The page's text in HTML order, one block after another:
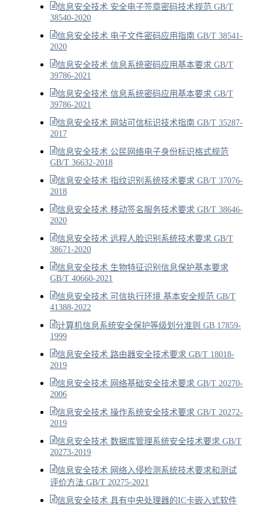
信息安全技术 安全电子签章密码技术规范 GB/T
38540-2020
信息安全技术 电子文件密码应用指南 GB/T 38541-
2020
信息安全技术 信息系统密码应用基本要求 GB/T
39786-2021
信息安全技术 信息系统密码应用基本要求 GB/T
39786-2021
信息安全技术 网站可信标识技术指南 GB/T 35287-
2017
信息安全技术 公民网络电子身份标识格式规范
GB/T 36632-2018
信息安全技术 指纹识别系统技术要求 GB/T 37076-
2018
信息安全技术 移动签名服务技术要求 GB/T 38646-
2020
信息安全技术 远程人脸识别系统技术要求 GB/T
38671-2020
信息安全技术 生物特征识别信息保护基本要求
GB/T 40660-2021
信息安全技术 可信执行环境 基本安全规范 GB/T
41388-2022
计算机信息系统安全保护等级划分准则 GB 17859-
1999
信息安全技术 路由器安全技术要求 GB/T 18018-
2019
信息安全技术 网络基础安全技术要求 GB/T 20270-
2006
信息安全技术 操作系统安全技术要求 GB/T 20272-
2019
信息安全技术 数据库管理系统安全技术要求 GB/T
20273-2019
信息安全技术 网络入侵检测系统技术要求和测试
评价方法 GB/T 20275-2021
信息安全技术 具有中央处理器的IC卡嵌入式软件